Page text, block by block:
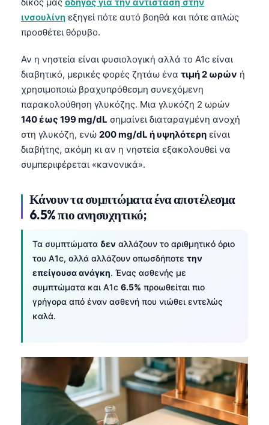
ινσουλίνη εξηγεί πότε αυτό βοηθά και πότε απλώς
προσθέτει θόρυβο.
Αν η νηστεία είναι φυσιολογική αλλά το A1c είναι
διαβητικό, μερικές φορές ζητάω ένα τιμή 2 ωρών ή
χρησιμοποιώ βραχυπρόθεσμη συνεχόμενη
παρακολούθηση γλυκόζης. Μια γλυκόζη 2 ωρών
140 έως 199 mg/dL σημαίνει διαταραγμένη ανοχή
στη γλυκόζη, ενώ 200 mg/dL ή υψηλότερη είναι
διαβήτης, ακόμη κι αν η νηστεία εξακολουθεί να
συμπεριφέρεται «κανονικά».
Κάνουν τα συμπτώματα ένα αποτέλεσμα
6.5% πιο ανησυχητικό;
Τα συμπτώματα δεν αλλάζουν το αριθμητικό όριο
του A1c, αλλά αλλάζουν οπωσδήποτε την
επείγουσα ανάγκη. Ένας ασθενής με
συμπτώματα και A1c 6.5% προωθείται πιο
γρήγορα από έναν ασθενή που νιώθει εντελώς
καλά.